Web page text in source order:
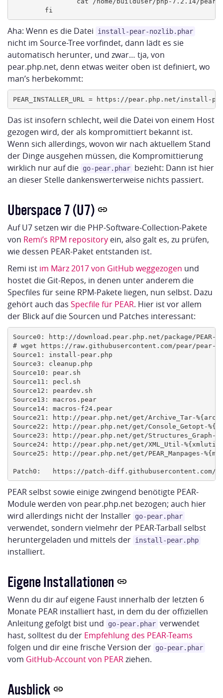
Aha: Wenn es die Datei install-pear-nozlib.phar
nicht im Source-Tree vorfindet, dann lädt es sie
automatisch herunter, und zwar… tja, von
pear.php.net, denn etwas weiter oben ist definiert, wo
man’s herbekommt:
Das ist insofern schlecht, weil die Datei von einem Host
gezogen wird, der als kompromittiert bekannt ist.
Wenn sich allerdings, wovon wir nach aktuellem Stand
der Dinge ausgehen müssen, die Kompromittierung
wirklich nur auf die go-pear.phar bezieht: Dann ist hier
an dieser Stelle dankenswerterweise nichts passiert.
Uberspace 7 (U7)
Auf U7 setzen wir die PHP-Software-Collection-Pakete
von Remi’s RPM repository ein, also galt es, zu prüfen,
wie dessen PEAR-Paket entstanden ist.
Remi ist im März 2017 von GitHub weggezogen und
hostet die Git-Repos, in denen unter anderem die
Specfiles für seine RPM-Pakete liegen, nun selbst. Dazu
gehört auch das Specfile für PEAR. Hier ist vor allem
der Blick auf die Sourcen und Patches interessant:
Source0: http://download.pear.php.net/package/PEAR-
# wget https://raw.githubusercontent.com/pear/
Source1: install-pear.php
Source3: cleanup.php
Source10: pear.sh
Source11: pecl.sh
Source12: peardev.sh
Source13: macros.pear
Source14: macros-f24.pear
Source21: http://pear.php.net/get/Archive_Tar-
Source22: http://pear.php.net/get/Console_Getopt-
Source23: http://pear.php.net/get/Structures_Graph-
Source24: http://pear.php.net/get/XML_Util-
Source25: http://pear.php.net/get/PEAR_Manpages-
PEAR selbst sowie einige zwingend benötigte PEAR-
Module werden von pear.php.net bezogen; auch hier
wird allerdings nicht der Installer go-pear.phar
verwendet, sondern vielmehr der PEAR-Tarball selbst
heruntergeladen und mittels der install-pear.php
installiert.
Eigene Installationen
Wenn du dir auf eigene Faust innerhalb der letzten 6
Monate PEAR installiert hast, in dem du der offiziellen
Anleitung gefolgt bist und
go-pear.phar verwendet
hast, solltest du der Empfehlung des PEAR-Teams
folgen und dir eine frische Version der go-pear.phar
vom GitHub-Account von PEARziehen.
Ausblick